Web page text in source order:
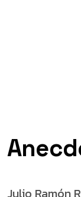
Julio Ramón